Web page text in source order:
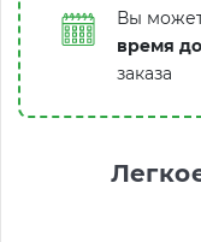
Вы
время
заказа